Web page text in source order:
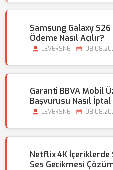
Samsung Galaxy S26
Ödeme Nasıl Açılır?
LEVERSNET
Garanti BBVA Mobil
Başvurusu Nasıl İptal
LEVERSNET
Netflix 4K
Ses Gecikmesi